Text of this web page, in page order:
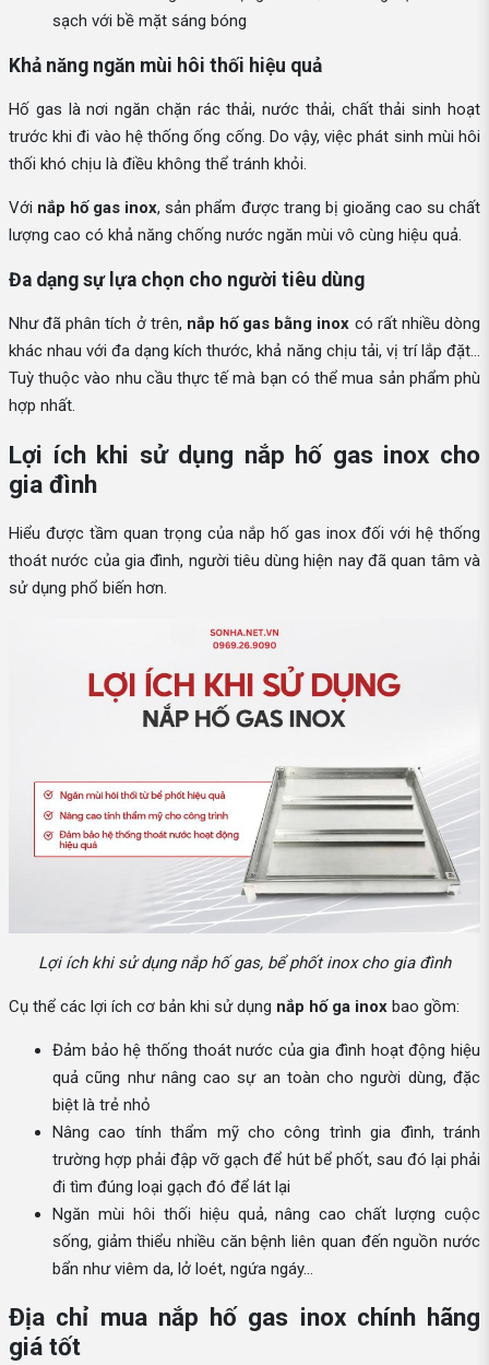
sạch với bề mặt sáng bóng
Khả năng ngăn mùi hôi thối hiệu quả
Hố gas là nơi ngăn chặn rác thải, nước thải, chất thải sinh hoạt
trước khi đi vào hệ thống ống cống. Do vậy, việc phát sinh mùi hôi
thối khó chịu là điều không thể tránh khỏi.
Với nắp hố gas inox, sản phẩm được trang bị gioăng cao su chất
lượng cao có khả năng chống nước ngăn mùi vô cùng hiệu quả.
Đa dạng sự lựa chọn cho người tiêu dùng
Như đã phân tích ở trên, nắp hố gas bằng inox có rất nhiều dòng
khác nhau với đa dạng kích thước, khả năng chịu tải, vị trí lắp đặt…
Tuỳ thuộc vào nhu cầu thực tế mà bạn có thể mua sản phẩm phù
hợp nhất.
Lợi ích khi sử dụng nắp hố gas inox cho
gia đình
Hiểu được tầm quan trọng của nắp hố gas inox đối với hệ thống
thoát nước của gia đình, người tiêu dùng hiện nay đã quan tâm và
sử dụng phổ biến hơn.
Lợi ích khi sử dụng nắp hố gas, bể phốt inox cho gia đình
Cụ thể các lợi ích cơ bản khi sử dụng nắp hố ga inox bao gồm:
Đảm bảo hệ thống thoát nước của gia đình hoạt động hiệu
quả cũng như nâng cao sự an toàn cho người dùng, đặc
biệt là trẻ nhỏ
Nâng cao tính thẩm mỹ cho công trình gia đình, tránh
trường hợp phải đập vỡ gạch để hút bể phốt, sau đó lại phải
đi tìm đúng loại gạch đó để lát lại
Ngăn mùi hôi thối hiệu quả, nâng cao chất lượng cuộc
sống, giảm thiểu nhiều căn bệnh liên quan đến nguồn nước
bẩn như viêm da, lở loét, ngứa ngáy…
Địa chỉ mua nắp hố gas inox chính hãng
giá tốt